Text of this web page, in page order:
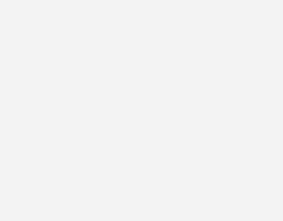
Europese kankerpreventie